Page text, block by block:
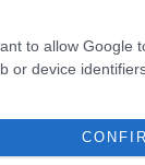
to allow Google
or device
to allow my user